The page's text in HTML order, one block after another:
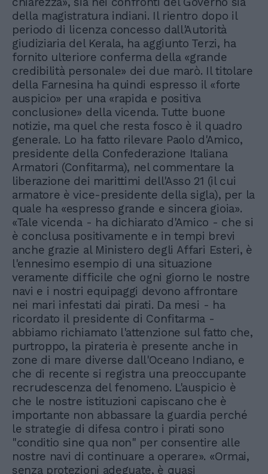
della magistratura indiani. Il rientro dopo il
periodo di licenza concesso dall'Autorità
giudiziaria del Kerala, ha aggiunto Terzi, ha
fornito ulteriore conferma della «grande
credibilità personale» dei due marò. Il titolare
della Farnesina ha quindi espresso il «forte
auspicio» per una «rapida e positiva
conclusione» della vicenda. Tutte buone
notizie, ma quel che resta fosco è il quadro
generale. Lo ha fatto rilevare Paolo d'Amico,
presidente della Confederazione Italiana
Armatori (Confitarma), nel commentare la
liberazione dei marittimi dell'Asso 21 (il cui
armatore è vice-presidente della sigla), per la
quale ha «espresso grande e sincera gioia».
«Tale vicenda - ha dichiarato d'Amico - che si
è conclusa positivamente e in tempi brevi
anche grazie al Ministero degli Affari Esteri, è
l'ennesimo esempio di una situazione
veramente difficile che ogni giorno le nostre
navi e i nostri equipaggi devono affrontare
nei mari infestati dai pirati. Da mesi - ha
ricordato il presidente di Confitarma -
abbiamo richiamato l'attenzione sul fatto che,
purtroppo, la pirateria è presente anche in
zone di mare diverse dall'Oceano Indiano, e
che di recente si registra una preoccupante
recrudescenza del fenomeno. L'auspicio è
che le nostre istituzioni capiscano che è
importante non abbassare la guardia perché
le strategie di difesa contro i pirati sono
"conditio sine qua non" per consentire alle
nostre navi di continuare a operare». «Ormai,
senza protezioni adeguate, è quasi